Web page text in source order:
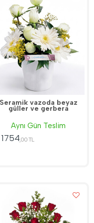
Seramik vazoda beyaz
güller ve gerbera
Aynı Gün Teslim
1754 ,00 TL